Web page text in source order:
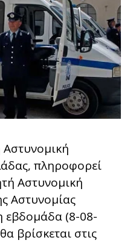
Αστυνομική
πληροφορεί
Αστυνομική
Αστυνομίας
εβδομάδα (8-08-
βρίσκεται στις